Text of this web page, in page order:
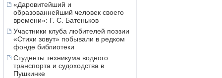
«Даровитейший и
образованнейший человек своего
времени»: Г. С. Батеньков
Участники клуба любителей поэзии
«Стихи зовут» побывали в редком
фонде библиотеки
Студенты техникума водного
транспорта и судоходства в
Пушкинке